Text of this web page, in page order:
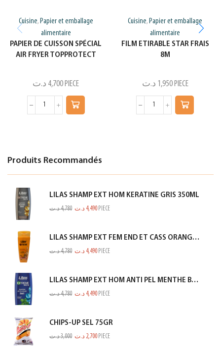
Cuisine, Papier et emballage
alimentaire
PAPIER DE CUISSON SPÉCIAL
AIR FRYER TOPPROTECT
4,700 د.ت PIECE
Cuisine, Papier et emballage
alimentaire
FILM ETIRABLE STAR FRAIS
8M
1,950 د.ت PIECE
Produits Recommandés
LILAS SHAMP EXT HOM KERATINE GRIS 350ML
4,780د.ت 4,490 د.ت PIECE
LILAS SHAMP EXT FEM END ET CASS ORANGE 350ML
4,780د.ت 4,490 د.ت PIECE
LILAS SHAMP EXT HOM ANTI PEL MENTHE BLEU 350ML
4,780د.ت 4,490 د.ت PIECE
CHIPS-UP SEL 75GR
3,000د.ت 2,700 د.ت PIECE